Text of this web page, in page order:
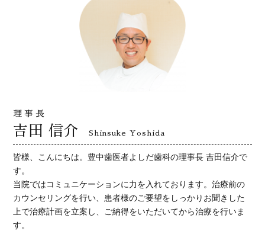
症例
託児サービス
採用情報
施設基準掲示
理事長
吉田 信介 Shinsuke Yoshida
皆様、こんにちは。豊中歯医者よしだ歯科の理事長 吉田信介で
す。
当院ではコミュニケーションに力を入れております。治療前の
カウンセリングを行い、患者様のご要望をしっかりお聞きした
上で治療計画を立案し、ご納得をいただいてから治療を行いま
す。